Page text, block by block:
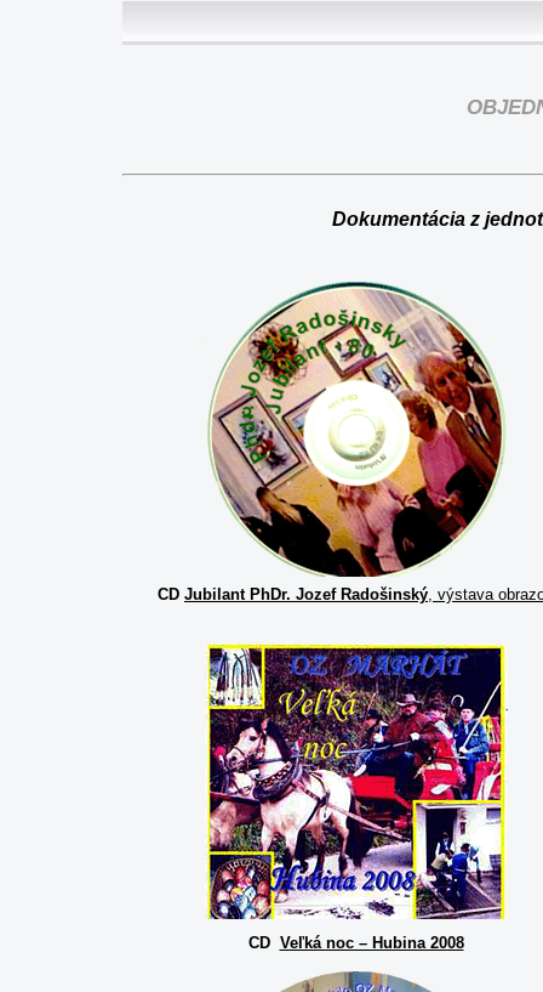
Dokumentácia z
CD Jubilant PhDr. Jozef Radošinský, výstava
CD Veľká noc – Hubina 2008